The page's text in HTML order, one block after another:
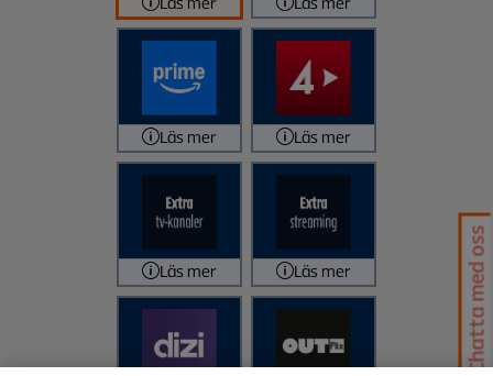
Läs mer Läs mer
Läs mer Läs mer Chatta med oss